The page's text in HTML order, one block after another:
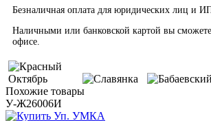
Безналичная оплата для юридических лиц и
Наличными или банковской картой вы сможете
офисе.
Похожие товары
У-Ж26006И